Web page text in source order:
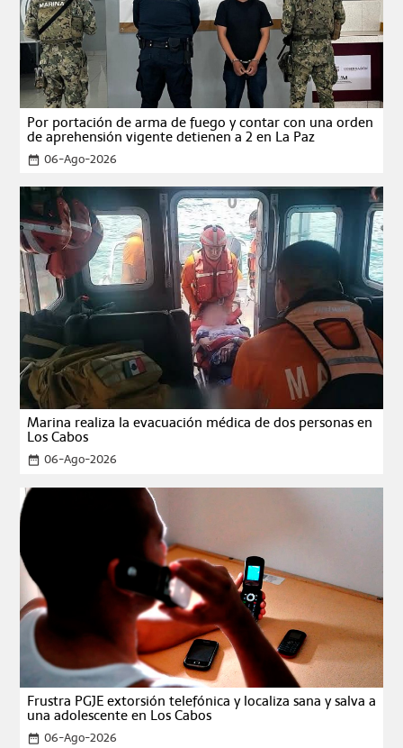
Por portación de arma de fuego y contar con una orden
de aprehensión vigente detienen a 2 en La Paz
date_range 06-Ago-2026
Marina realiza la evacuación médica de dos personas en
Los Cabos
date_range 06-Ago-2026
Frustra PGJE extorsión telefónica y localiza sana y salva a
una adolescente en Los Cabos
date_range 06-Ago-2026